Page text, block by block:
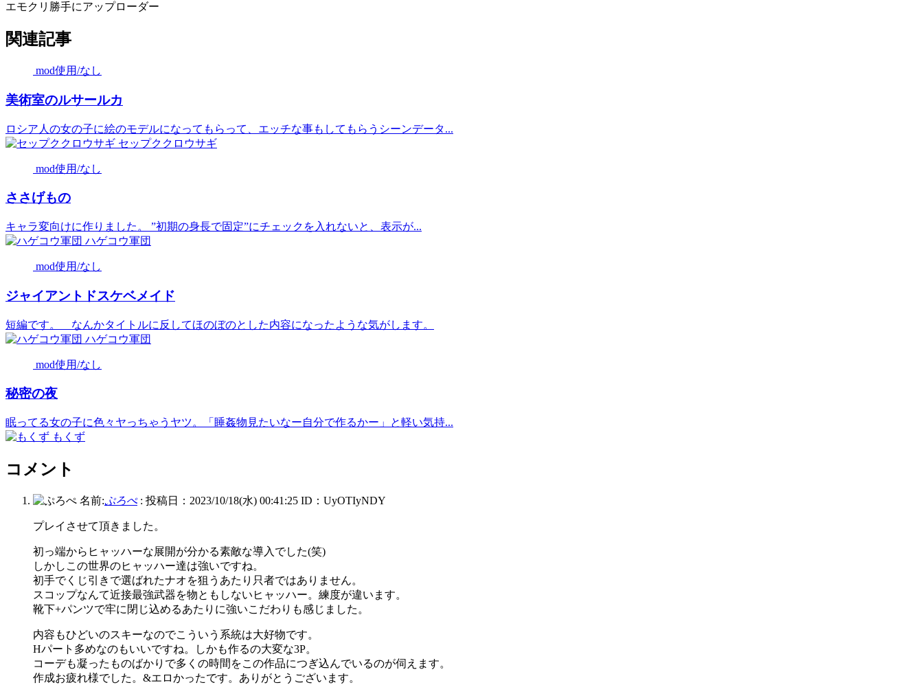
エモクリ勝手にアップローダー
関連記事
mod使用/なし
美術室のルサールカ
ロシア人の女の子に絵のモデルになってもらって、エッチな事もしてもらうシーンデータ...
セップククロウサギ
mod使用/なし
ささげもの
キャラ変向けに作りました。 ”初期の身長で固定”にチェックを入れないと、表示が...
ハゲコウ軍団
mod使用/なし
ジャイアントドスケベメイド
短編です。 なんかタイトルに反してほのぼのとした内容になったような気がします。
ハゲコウ軍団
mod使用/なし
秘密の夜
眠ってる女の子に色々ヤっちゃうヤツ。「睡姦物見たいなー自分で作るかー」と軽い気持...
もくず
コメント
名前:ぷろぺ: 投稿日：2023/10/18(水) 00:41:25 ID：UyOTIyNDY
プレイさせて頂きました。
初っ端からヒャッハーな展開が分かる素敵な導入でした(笑)
しかしこの世界のヒャッハー達は強いですね。
初手でくじ引きで選ばれたナオを狙うあたり只者ではありません。
スコップなんて近接最強武器を物ともしないヒャッハー。練度が違います。
靴下+パンツで牢に閉じ込めるあたりに強いこだわりも感じました。
内容もひどいのスキーなのでこういう系統は大好物です。
Hパート多めなのもいいですね。しかも作るの大変な3P。
コーデも凝ったものばかりで多くの時間をこの作品につぎ込んでいるのが伺えます。
作成お疲れ様でした。&エロかったです。ありがとうございます。